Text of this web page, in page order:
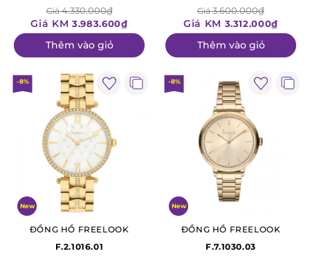
Giá4.330.000₫
Giá KM 3.983.600₫
Thêm vào giỏ
Giá3.600.000₫
Giá KM 3.312.000₫
Thêm vào giỏ
-8%
New
ĐỒNG HỒ FREELOOK
F.2.1016.01
-8%
New
ĐỒNG HỒ FREELOOK
F.7.1030.03